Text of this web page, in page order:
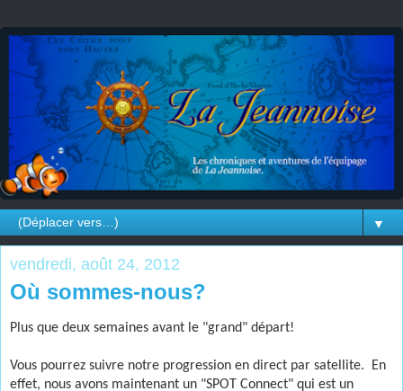
▼
vendredi, août 24, 2012
Où sommes-nous?
Plus que deux semaines avant le "grand" départ!
Vous pourrez suivre notre progression en direct par satellite.
En
effet, nous avons maintenant un "SPOT Connect" qui est un